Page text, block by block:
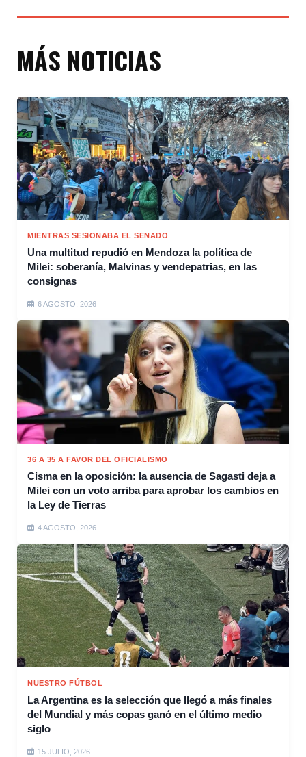
MÁS NOTICIAS
MIENTRAS SESIONABA EL SENADO
Una multitud repudió en Mendoza la política de
Milei: soberanía, Malvinas y vendepatrias, en las
consignas
6 AGOSTO, 2026
36 A 35 A FAVOR DEL OFICIALISMO
Cisma en la oposición: la ausencia de Sagasti deja a
Milei con un voto arriba para aprobar los cambios en
la Ley de Tierras
4 AGOSTO, 2026
NUESTRO FÚTBOL
La Argentina es la selección que llegó a más finales
del Mundial y más copas ganó en el último medio
siglo
15 JULIO, 2026